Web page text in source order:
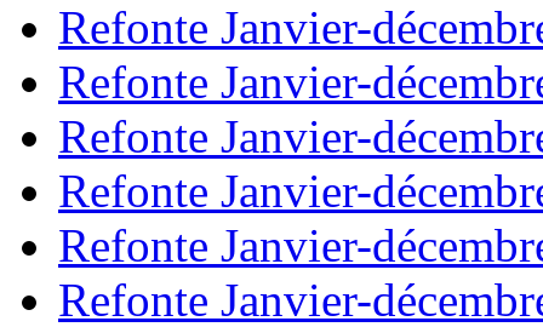
Refonte Janvier-
Refonte Janvier-
Refonte Janvier-
Refonte Janvier-
Refonte Janvier-
Refonte Janvier-